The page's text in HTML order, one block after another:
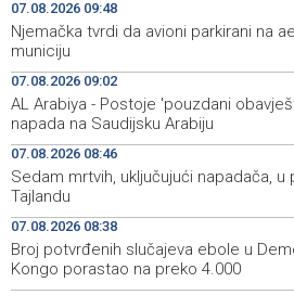
09:25
Kajganić i ambasador Irske o
evropskom putu BiH
09:07
Aktivan požar kod Konjica, u
Tractor i helikopter OS-a BiH
09:02
AL Arabiya - Postoje 'pouzdani
pripremi napada na Saudijsku Arabiju
08:57
07.08.2026 09:48
Njemačka tvrdi da avioni parkirani na
municiju
07.08.2026 09:02
AL Arabiya - Postoje 'pouzdani
napada na Saudijsku Arabiju
07.08.2026 08:46
Sedam mrtvih, uključujući napadača, u
Tajlandu
07.08.2026 08:38
Broj potvrđenih slučajeva ebole u
Kongo porastao na preko 4.000